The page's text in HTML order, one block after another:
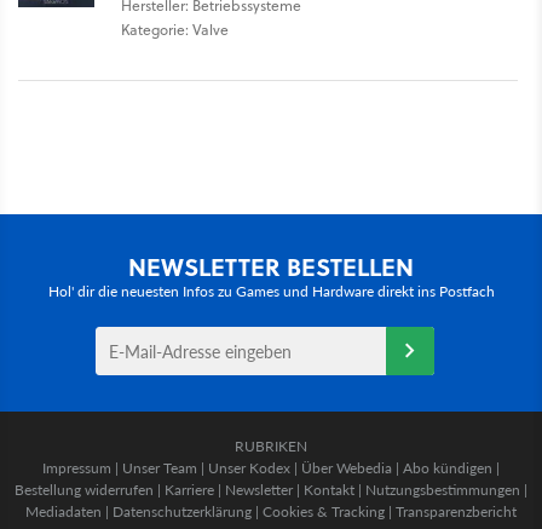
Hersteller: Betriebssysteme
Kategorie: Valve
NEWSLETTER BESTELLEN
Hol' dir die neuesten Infos zu Games und Hardware direkt ins Postfach
RUBRIKEN
Impressum | Unser Team | Unser Kodex | Über Webedia | Abo kündigen |
Bestellung widerrufen | Karriere | Newsletter | Kontakt | Nutzungsbestimmungen |
Mediadaten | Datenschutzerklärung | Cookies & Tracking | Transparenzbericht